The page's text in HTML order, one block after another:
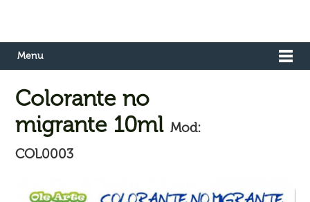
Menu
Colorante no
migrante 10ml Mod:
COL0003